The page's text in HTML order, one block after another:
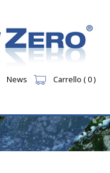
News Carrello ( 0 )